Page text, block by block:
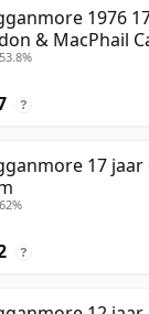
1976
& MacPhail
?
17
?